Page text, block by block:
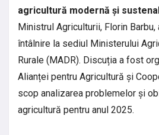
agricultură modernă și
Ministrul Agriculturii, Florin Barbu,
întâlnire la sediul Ministerului
Rurale (MADR). Discuția a fost
Alianței pentru Agricultură și
scop analizarea problemelor și
agricultură pentru anul 2025.